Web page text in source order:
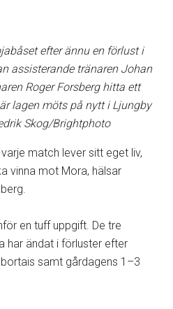
efter ännu en förlust i
assisterande tränaren Johan
Roger Forsberg hitta ett
lagen möts på nytt i Ljungby
Skog/Brightphoto
match lever sitt eget liv,
vinna mot Mora, hälsar
en tuff uppgift. De tre
har ändat i förluster efter
samt gårdagens 1–3